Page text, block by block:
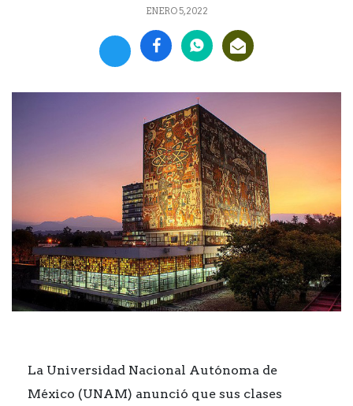
ENERO 5, 2022
La Universidad Nacional Autónoma de
México (UNAM) anunció que sus clases